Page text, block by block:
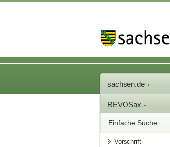
sachsen.de
REVOSax
Einfache Suche
Vorschrift